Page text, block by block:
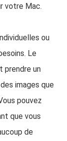
votre Mac.
ou
Le
prendre un
images que
pouvez
que vous
de